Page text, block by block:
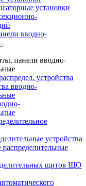
установки
вводно-
панели вводно-
устройства
вводно-
устройства
щитов ЩО